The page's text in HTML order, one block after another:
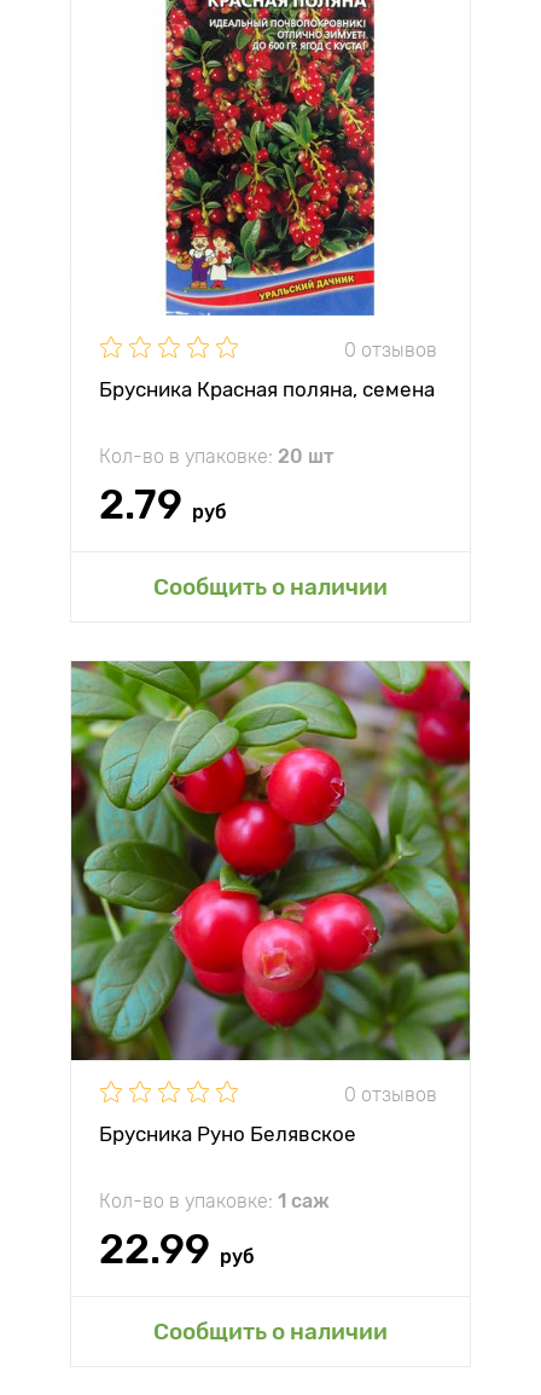
0 отзывов
Брусника Красная поляна, семена
Кол-во в упаковке: 20 шт
2.79 руб
Сообщить о наличии
0 отзывов
Брусника Руно Белявское
Кол-во в упаковке: 1 саж
22.99 руб
Сообщить о наличии